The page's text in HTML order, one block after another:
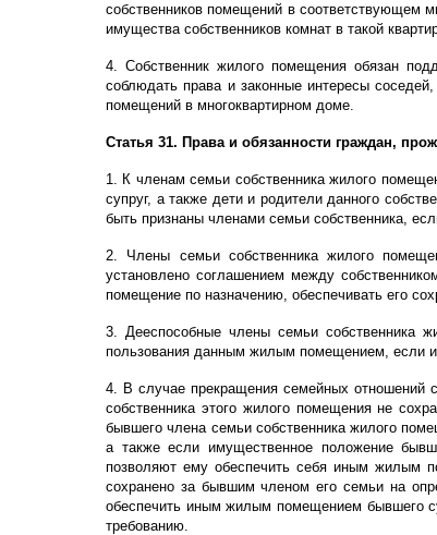
собственников помещений в соответствующем
имущества собственников комнат в такой
4. Собственник жилого помещения обязан
соблюдать права и законные интересы
помещений в многоквартирном доме.
Статья 31. Права и обязанности граждан,
1. К членам семьи собственника жилого
супруг, а также дети и родители данного
быть признаны членами семьи собственника,
2. Члены семьи собственника жилого
установлено соглашением между
помещение по назначению, обеспечивать его
3. Дееспособные члены семьи собственника
пользования данным жилым помещением, если
4. В случае прекращения семейных
собственника этого жилого помещения не
бывшего члена семьи собственника жилого
а также если имущественное положение
позволяют ему обеспечить себя иным жилым
сохранено за бывшим членом его семьи на
обеспечить иным жилым помещением бывшего
требованию.